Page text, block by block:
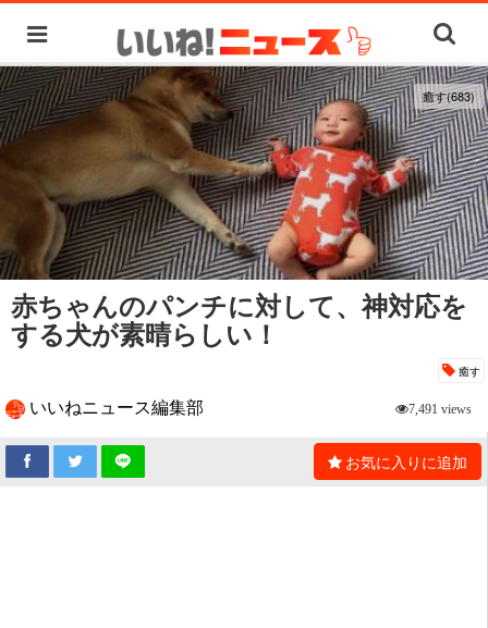
癒す(683)
赤ちゃんのパンチに対して、神対応を
する犬が素晴らしい！
癒す
いいねニュース編集部 7,491 views
お気に入りに追加